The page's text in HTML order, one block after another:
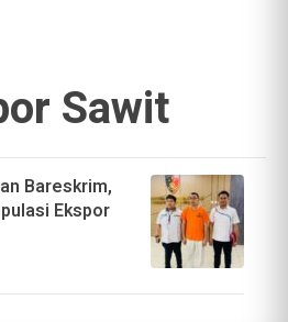
Sawit
Bareskrim,
Ekspor